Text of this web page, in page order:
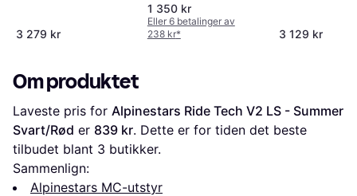
3 279 kr
1 350 kr
Eller 6 betalinger av
238 kr* 3 129 kr
Om produktet
Laveste pris for Alpinestars Ride Tech V2 LS - Summer
Svart/Rød er 839 kr. Dette er for tiden det beste
tilbudet blant 3 butikker.
Sammenlign:
Alpinestars MC-utstyr